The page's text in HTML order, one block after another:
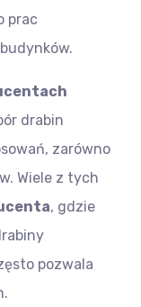
prac
drabin
zarówno
Wiele z tych
, gdzie
pozwala